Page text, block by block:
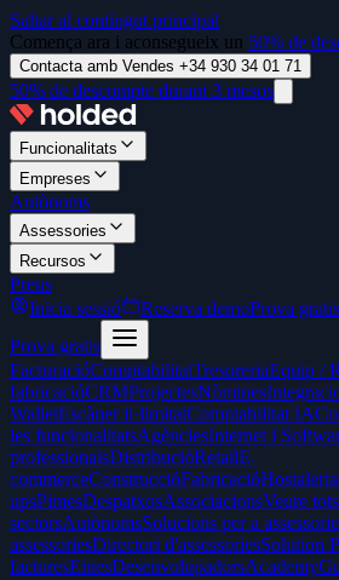
Saltar al contingut principal
Comença ara i aconsegueix un 50% de
Contacta amb Vendes +34 930 34 01 71
50% de descompte durant 3 mesos
Funcionalitats
Empreses
Autònoms
Assessories
Recursos
Preus
Inicia sessió
Reserva demoProva gratis
Prova gratis
FacturacióComptabilitatTresoreriaEquip /
fabricacióCRMProjectesNòmines
WalletEscàner il·limitatComptabilitat IA
les funcionalitatsAgènciesInternet i
professionalsDistribucióRetailE-
commerceConstruccióFabricacióHostaleria
upsPimesDespatxosAssociacionsVeure
sectorsAutònomsSolucions per a
assessoriesDirectori d'assessoriesSolution
facturesEinesDesenvolupadorsAcademy